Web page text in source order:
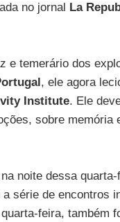
no jornal La
e temerário dos
, ele agora
Institute. Ele
sobre memória
noite dessa
a série de encontros
feira, também